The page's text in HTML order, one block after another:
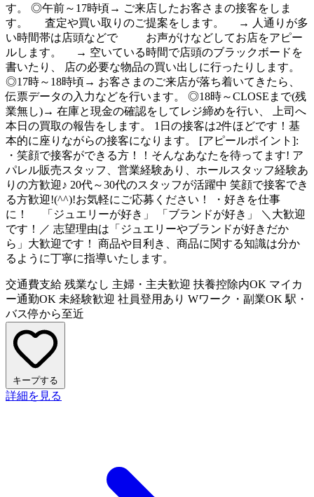
す。 ◎午前～17時頃→ ご来店したお客さまの接客をしま
す。 査定や買い取りのご提案をします。 → 人通りが多
い時間帯は店頭などで お声がけなどしてお店をアピー
ルします。 → 空いている時間で店頭のブラックボードを
書いたり、 店の必要な物品の買い出しに行ったりします。
◎17時～18時頃→ お客さまのご来店が落ち着いてきたら、
伝票データの入力などを行います。 ◎18時～CLOSEまで(残
業無し)→ 在庫と現金の確認をしてレジ締めを行い、 上司へ
本日の買取の報告をします。 1日の接客は2件ほどです！基
本的に座りながらの接客になります。 [アピールポイント]:
・笑顔で接客ができる方！！そんなあなたを待ってます! ア
パレル販売スタッフ、営業経験あり、ホールスタッフ経験あ
りの方歓迎♪ 20代～30代のスタッフが活躍中 笑顔で接客でき
る方歓迎!(^^)!お気軽にご応募ください！ ・好きを仕事
に！ 「ジュエリーが好き」 「ブランドが好き」 ＼大歓迎
です！／ 志望理由は「ジュエリーやブランドが好きだか
ら」大歓迎です！ 商品や目利き、商品に関する知識は分か
るように丁寧に指導いたします。
交通費支給 残業なし 主婦・主夫歓迎 扶養控除内OK マイカ
ー通勤OK 未経験歓迎 社員登用あり Wワーク・副業OK 駅・
バス停から至近
キープする
詳細を見る